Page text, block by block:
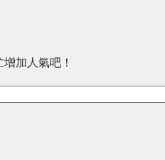
加人氣吧！